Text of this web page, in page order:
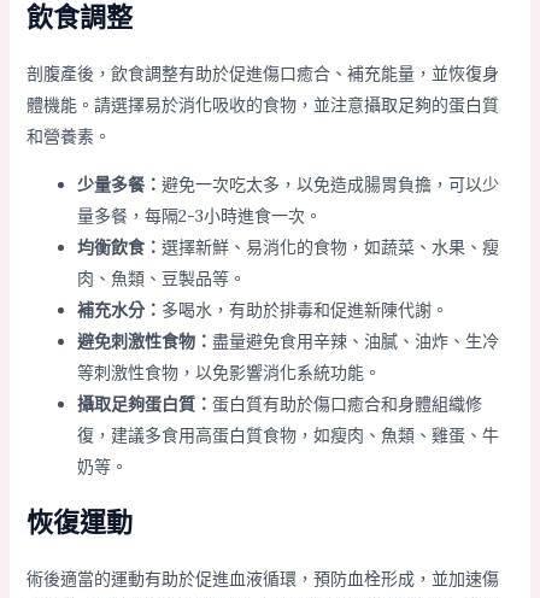
飲食調整
剖腹產後，飲食調整有助於促進傷口癒合、補充能量，並恢復身
體機能。請選擇易於消化吸收的食物，並注意攝取足夠的蛋白質
和營養素。
少量多餐： 避免一次吃太多，以免造成腸胃負擔，可以少
量多餐，每隔2-3小時進食一次。
均衡飲食： 選擇新鮮、易消化的食物，如蔬菜、水果、瘦
肉、魚類、豆製品等。
補充水分： 多喝水，有助於排毒和促進新陳代謝。
避免刺激性食物： 盡量避免食用辛辣、油膩、油炸、生冷
等刺激性食物，以免影響消化系統功能。
攝取足夠蛋白質： 蛋白質有助於傷口癒合和身體組織修
復，建議多食用高蛋白質食物，如瘦肉、魚類、雞蛋、牛
奶等。
恢復運動
術後適當的運動有助於促進血液循環，預防血栓形成，並加速傷